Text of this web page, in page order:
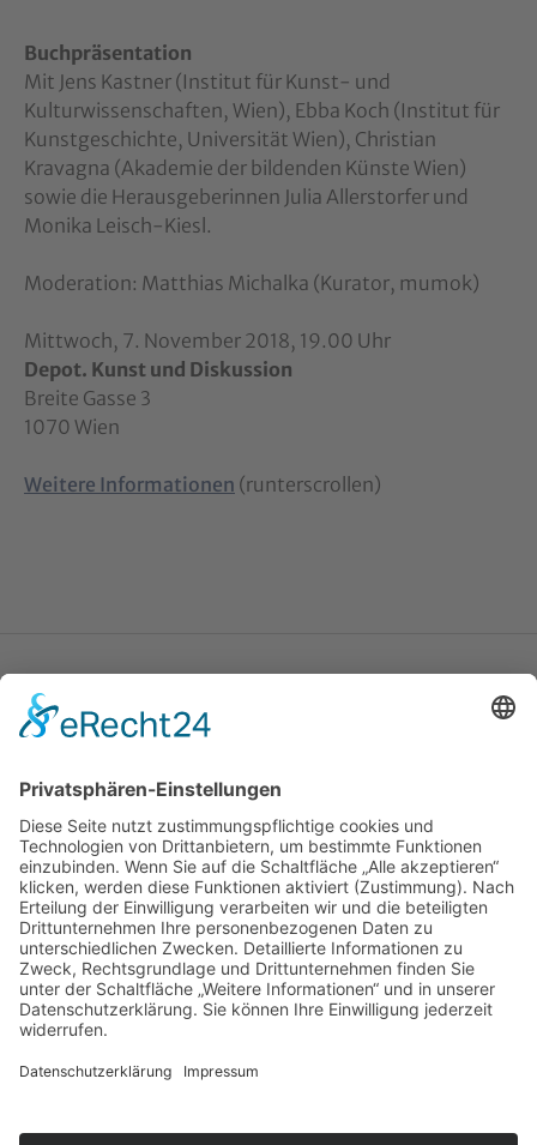
Buchpräsentation
Mit Jens Kastner (Institut für Kunst- und
Kulturwissenschaften, Wien), Ebba Koch (Institut für
Kunstgeschichte, Universität Wien), Christian
Kravagna (Akademie der bildenden Künste Wien)
sowie die Herausgeberinnen Julia Allerstorfer und
Monika Leisch-Kiesl.
Moderation: Matthias Michalka (Kurator, mumok)
Mittwoch, 7. November 2018, 19.00 Uhr
Depot. Kunst und Diskussion
Breite Gasse 3
1070 Wien
Weitere Informationen (runterscrollen)
Katholische Privat-Universität Linz
Bethlehemstraße 20
T:+43 732 / 784293
E:office[at]ku-linz.at